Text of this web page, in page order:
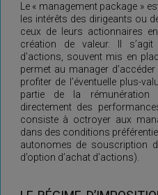
Le « management package »
les intérêts des dirigeants ou
ceux de leurs actionnaires
création de valeur. Il s’agit
d’actions, souvent mis en
permet au manager
profiter de l’éventuelle plus-
partie de la
directement des
consiste à octroyer aux
dans des conditions
autonomes de souscription
d’option d’achat d’actions).